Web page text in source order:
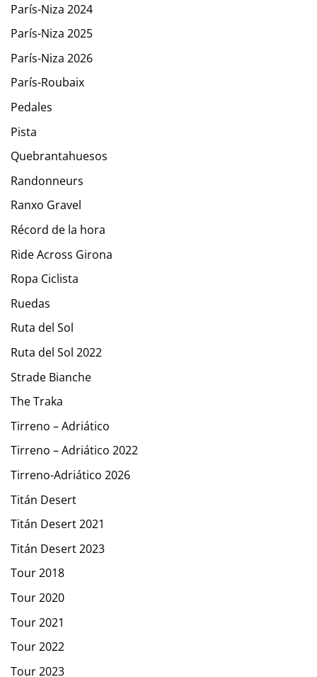
París-Niza 2024
París-Niza 2025
París-Niza 2026
París-Roubaix
Pedales
Pista
Quebrantahuesos
Randonneurs
Ranxo Gravel
Récord de la hora
Ride Across Girona
Ropa Ciclista
Ruedas
Ruta del Sol
Ruta del Sol 2022
Strade Bianche
The Traka
Tirreno – Adriático
Tirreno – Adriático 2022
Tirreno-Adriático 2026
Titán Desert
Titán Desert 2021
Titán Desert 2023
Tour 2018
Tour 2020
Tour 2021
Tour 2022
Tour 2023